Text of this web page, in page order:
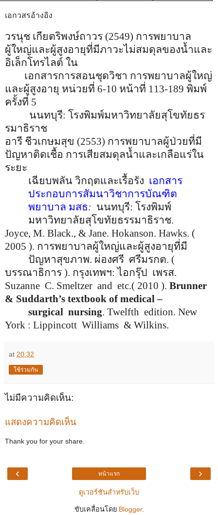
เอกวสรอ้างอิง
วรนุช เกียตริพงษ์ถาวร (2549) การพยาบาล
ผู้ใหญ่และผู้สูงอายุที่มีภาวะไม่สมดุลของน้ำและ
อิเล็กโทรไลต์ ใน
เอกสารการสอนชุดวิชา การพยาบาลผู้ใหญ่
และผู้สูงอายุ หน่วยที่ 6-10 หน้าที่ 113-189 พิมพ์
ครั้งที่ 5
นนทบุรี: โรงพิมพ์มหาวิทยาลัยสุโขทัยธร
รมาธิราช
อารี ชีวเกษมสุข (2553) การพยาบาลผู้ป่วยที่มี
ปัญหาติดเชื้อ การเสียสมดุลน้ำและเกลือแร่ใน
ระยะ
เฉียบพลัน วิกฤตและเรื้อรัง เอกสาร
ประกอบการสัมนาวิชาการบัณฑิต
พยาบาล มสธ: นนทบุรี: โรงพิมพ์
มหาวิทยาลัยสุโขทัยธรรมาธิราช.
Joyce, M. Black., & Jane. Hokanson. Hawks. (
2005 ). การพยาบาลผู้ใหญ่และผู้สูงอายุที่มี
ปัญหาสุขภาพ. ผ่องศรี ศรีมรกต. (
บรรณาธิการ ). กรุงเทพฯ: ไอกรุ๊ป เพรส.
Suzanne C. Smeltzer and etc.( 2010 ). Brunner
& Suddarth’s textbook of medical –
surgical nursing. Twelfth edition. New
York : Lippincott Williams & Wilkins.
at 20:32
ใช้ร่วมกัน
ไม่มีความคิดเห็น:
แสดงความคิดเห็น
Thank you for your share.
‹ ›
หน้าแรก
ดูเวอร์ชันสำหรับเว็บ
ขับเคลื่อนโดย Blogger.